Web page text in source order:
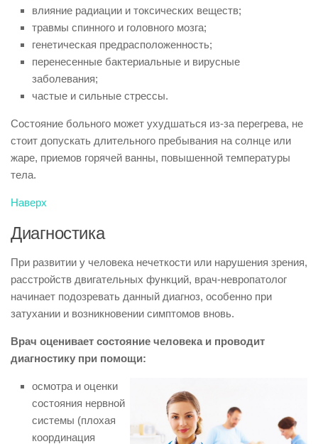
влияние радиации и токсических веществ;
травмы спинного и головного мозга;
генетическая предрасположенность;
перенесенные бактериальные и вирусные
заболевания;
частые и сильные стрессы.
Состояние больного может ухудшаться из-за перегрева, не
стоит допускать длительного пребывания на солнце или
жаре, приемов горячей ванны, повышенной температуры
тела.
Наверх
Диагностика
При развитии у человека нечеткости или нарушения зрения,
расстройств двигательных функций, врач-невропатолог
начинает подозревать данный диагноз, особенно при
затухании и возникновении симптомов вновь.
Врач оценивает состояние человека и проводит
диагностику при помощи:
осмотра и оценки
состояния нервной
системы (плохая
координация